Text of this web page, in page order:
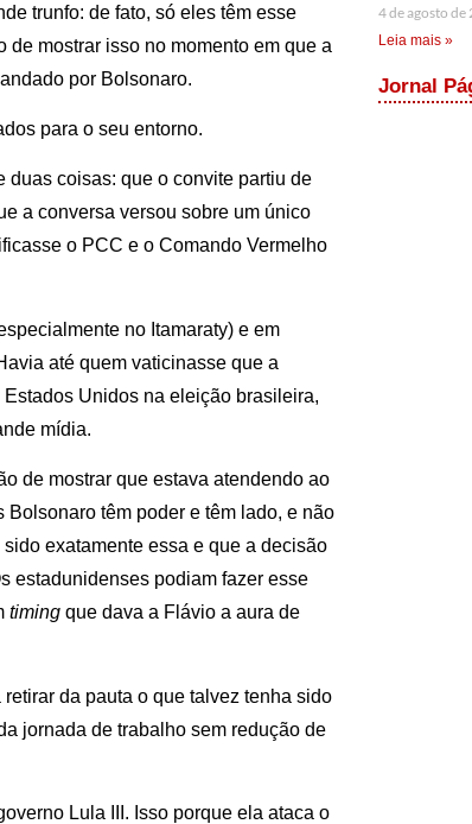
trunfo: de fato, só eles têm esse
mostrar isso no momento em que a
por Bolsonaro.
para o seu entorno.
coisas: que o convite partiu de
a conversa versou sobre um único
o PCC e o Comando Vermelho
no Itamaraty) e em
até quem vaticinasse que a
Unidos na eleição brasileira,
mídia.
de mostrar que estava atendendo ao
têm poder e têm lado, e não
exatamente essa e que a decisão
estadunidenses podiam fazer esse
timing que dava a Flávio a aura de
da pauta o que talvez tenha sido
jornada de trabalho sem redução de
Lula III. Isso porque ela ataca o
4 de agosto de
Leia mais »
Jornal